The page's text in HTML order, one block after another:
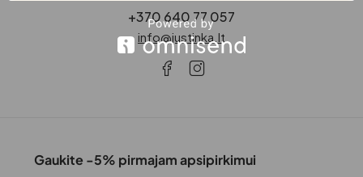
+370 640 77 057
info@justinka.lt
Gaukite -5% pirmajam apsipirkimui